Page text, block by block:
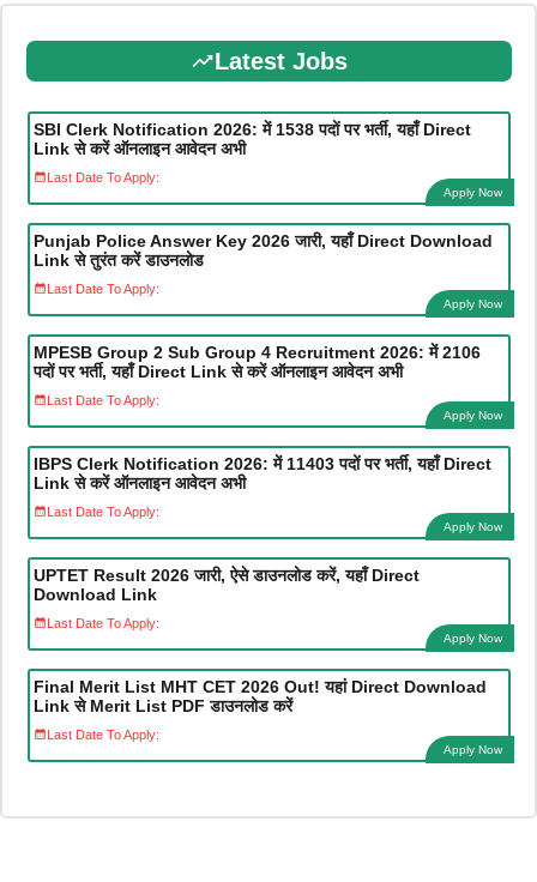
Latest Jobs
SBI Clerk Notification 2026: में 1538 पदों पर भर्ती, यहाँ Direct
Link से करें ऑनलाइन आवेदन अभी
Last Date To Apply:
Apply Now
Punjab Police Answer Key 2026 जारी, यहाँ Direct Download
Link से तुरंत करें डाउनलोड
Last Date To Apply:
Apply Now
MPESB Group 2 Sub Group 4 Recruitment 2026: में 2106
पदों पर भर्ती, यहाँ Direct Link से करें ऑनलाइन आवेदन अभी
Last Date To Apply:
Apply Now
IBPS Clerk Notification 2026: में 11403 पदों पर भर्ती, यहाँ Direct
Link से करें ऑनलाइन आवेदन अभी
Last Date To Apply:
Apply Now
UPTET Result 2026 जारी, ऐसे डाउनलोड करें, यहाँ Direct
Download Link
Last Date To Apply:
Apply Now
Final Merit List MHT CET 2026 Out! यहां Direct Download
Link से Merit List PDF डाउनलोड करें
Last Date To Apply:
Apply Now